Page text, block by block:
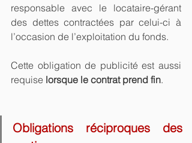
responsable avec le locataire-gérant
des dettes contractées par celui-ci à
l’occasion de l’exploitation du fonds.
Cette obligation de publicité est aussi
requise lorsque le contrat prend fin.
Obligations réciproques des